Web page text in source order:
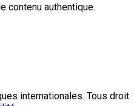
contenu authentique.
internationales. Tous droit